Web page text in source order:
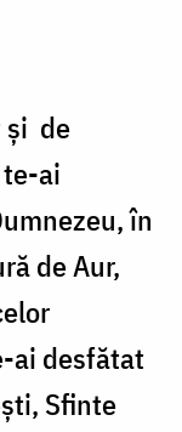
și de
ai
în
de Aur,
ai desfătat
Sfinte